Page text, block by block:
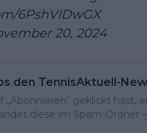
6PshVIDwGX
20, 2024
den TennisAktuell-
„Abonnieren“ geklickt hast,
diese im Spam-Ordner